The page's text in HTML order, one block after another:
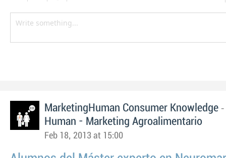
MarketingHuman Consumer Knowledge -
Human - Marketing Agroalimentario
Feb 18, 2013 at 15:00